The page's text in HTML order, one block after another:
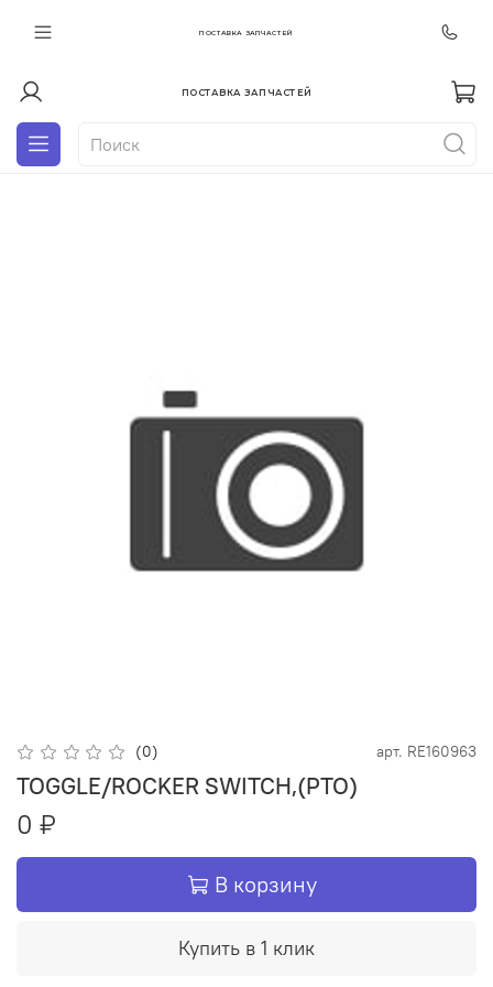
ПОСТАВКА ЗАПЧАСТЕЙ
ПОСТАВКА ЗАПЧАСТЕЙ
(0) арт. RE160963
TOGGLE/ROCKER SWITCH,(PTO)
0 ₽
В корзину
Купить в 1 клик